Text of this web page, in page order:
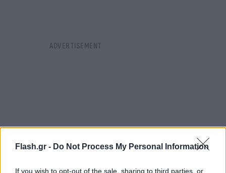
Flash.gr - Do Not Process My Personal Information
If you wish to opt-out of the sale, sharing to third parties, or